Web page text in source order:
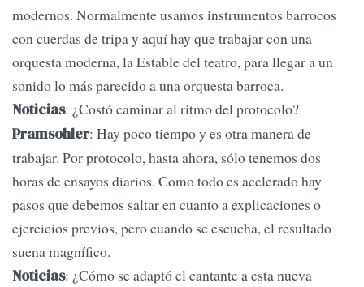
modernos. Normalmente usamos instrumentos barrocos
con cuerdas de tripa y aquí hay que trabajar con una
orquesta moderna, la Estable del teatro, para llegar a un
sonido lo más parecido a una orquesta barroca.
Noticias: ¿Costó caminar al ritmo del protocolo?
Pramsohler: Hay poco tiempo y es otra manera de
trabajar. Por protocolo, hasta ahora, sólo tenemos dos
horas de ensayos diarios. Como todo es acelerado hay
pasos que debemos saltar en cuanto a explicaciones o
ejercicios previos, pero cuando se escucha, el resultado
suena magnífico.
Noticias: ¿Cómo se adaptó el cantante a esta nueva